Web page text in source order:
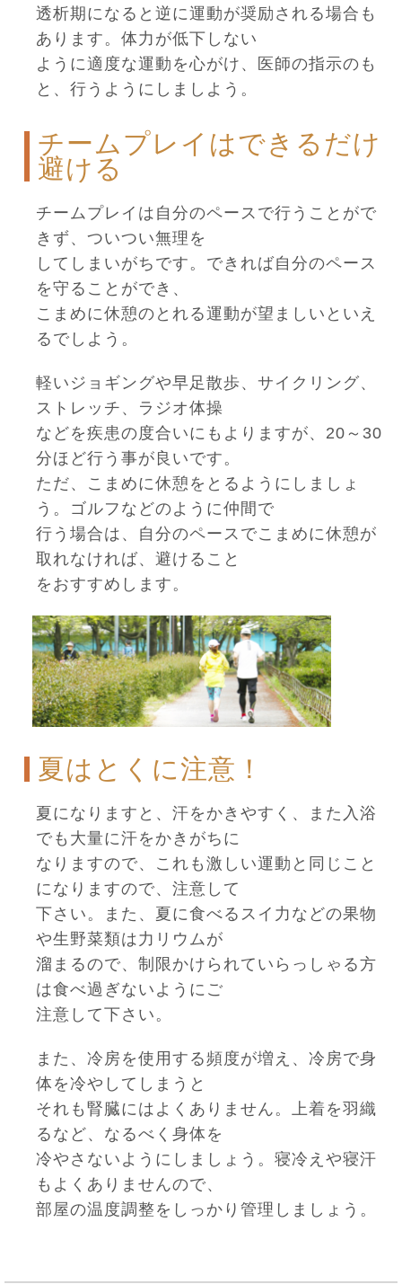
透析期になると逆に運動が奨励される場合も
あります。体力が低下しない
ように適度な運動を心がけ、医師の指示のも
と、行うようにしましよう。
チームプレイはできるだけ
避ける
チームプレイは自分のペースで行うことがで
きず、ついつい無理を
してしまいがちです。できれば自分のペース
を守ることができ、
こまめに休憩のとれる運動が望ましいといえ
るでしよう。
軽いジョギングや早足散歩、サイクリング、
ストレッチ、ラジオ体操
などを疾患の度合いにもよりますが、20～30
分ほど行う事が良いです。
ただ、こまめに休憩をとるようにしましょ
う。ゴルフなどのように仲間で
行う場合は、自分のペースでこまめに休憩が
取れなければ、避けること
をおすすめします。
夏はとくに注意！
夏になりますと、汗をかきやすく、また入浴
でも大量に汗をかきがちに
なりますので、これも激しい運動と同じこと
になりますので、注意して
下さい。また、夏に食べるスイ力などの果物
や生野菜類は力リウムが
溜まるので、制限かけられていらっしゃる方
は食べ過ぎないようにご
注意して下さい。
また、冷房を使用する頻度が増え、冷房で身
体を冷やしてしまうと
それも腎臓にはよくありません。上着を羽織
るなど、なるべく身体を
冷やさないようにしましょう。寝冷えや寝汗
もよくありませんので、
部屋の温度調整をしっかり管理しましょう。